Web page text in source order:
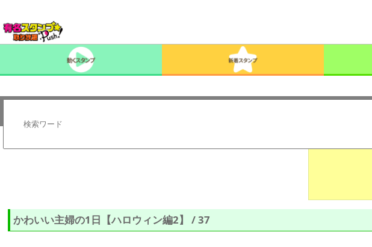
かわいい主婦の1日【ハロウィン編2】 / 37